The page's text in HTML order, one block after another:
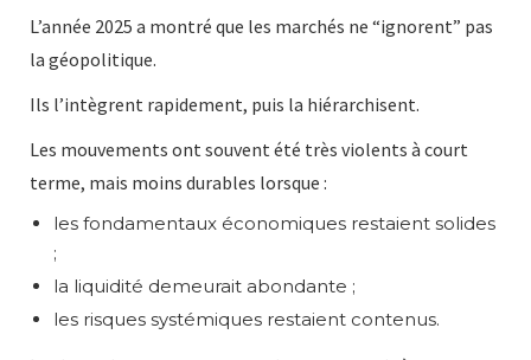
L’année 2025 a montré que les marchés ne “ignorent” pas
la géopolitique.
Ils l’intègrent rapidement, puis la hiérarchisent.
Les mouvements ont souvent été très violents à court
terme, mais moins durables lorsque :
les fondamentaux économiques restaient solides
;
la liquidité demeurait abondante ;
les risques systémiques restaient contenus.